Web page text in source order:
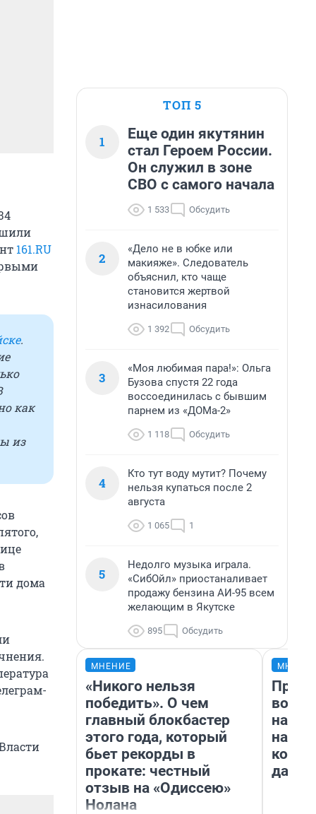
161.RU
.
как
из
дома
ТОП 5
1
Еще один якутянин
стал Героем России.
Он служил в зоне
СВО с самого начала
1 533 Обсудить
2
«Дело не в юбке или
макияже». Следователь
объяснил, кто чаще
становится жертвой
изнасилования
1 392 Обсудить
3
«Моя любимая пара!»: Ольга
Бузова спустя 22 года
воссоединилась с бывшим
парнем из «ДОМа-2»
1 118 Обсудить
4
Кто тут воду мутит? Почему
нельзя купаться после 2
августа
1 065 1
5
Недолго музыка играла.
«СибОйл» приостаналивает
продажу бензина АИ-95 всем
желающим в Якутске
895 Обсудить
МНЕНИЕ
«Никого нельзя
победить». О чем
главный блокбастер
этого года, который
бьет рекорды в
прокате: честный
отзыв на «Одиссею»
Нолана
нам
даже